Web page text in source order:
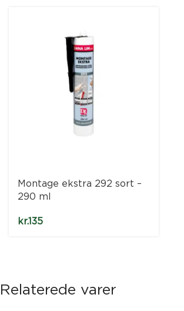
Montage ekstra 292 sort –
290 ml
kr.135
Relaterede varer